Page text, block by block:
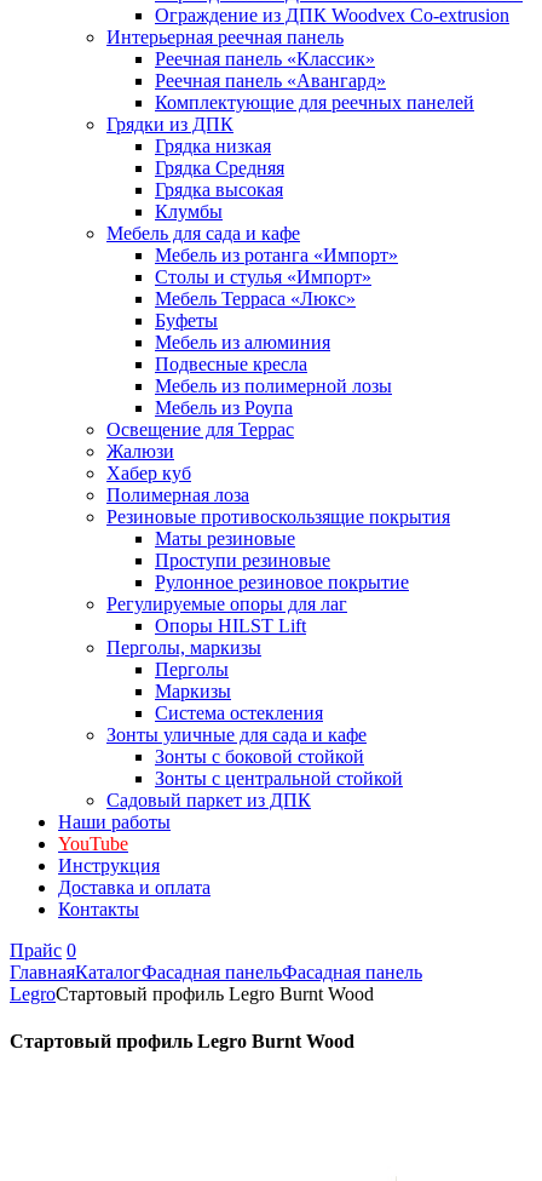
Ограждение из ДПК Woodvex Co-extrusion
Интерьерная реечная панель
Реечная панель «Классик»
Реечная панель «Авангард»
Комплектующие для реечных панелей
Грядки из ДПК
Грядка низкая
Грядка Средняя
Грядка высокая
Клумбы
Мебель для сада и кафе
Мебель из ротанга «Импорт»
Столы и стулья «Импорт»
Мебель Терраса «Люкс»
Буфеты
Мебель из алюминия
Подвесные кресла
Мебель из полимерной лозы
Мебель из Роупа
Освещение для Террас
Жалюзи
Хабер куб
Полимерная лоза
Резиновые противоскользящие покрытия
Маты резиновые
Проступи резиновые
Рулонное резиновое покрытие
Регулируемые опоры для лаг
Опоры HILST Lift
Перголы, маркизы
Перголы
Маркизы
Система остекления
Зонты уличные для сада и кафе
Зонты с боковой стойкой
Зонты с центральной стойкой
Садовый паркет из ДПК
Наши работы
YouTube
Инструкция
Доставка и оплата
Контакты
Прайс 0
ГлавнаяКаталогФасадная панельФасадная панель
LegroСтартовый профиль Legro Burnt Wood
Стартовый профиль Legro Burnt Wood